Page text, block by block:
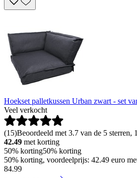
Hoekset palletkussen Urban zwart - set
Veel verkocht
(15)Beoordeeld met 3.7 van de 5 sterren,
42.49 met korting
50% korting50% korting
50% korting, voordeelprijs: 42.49 euro
84.99